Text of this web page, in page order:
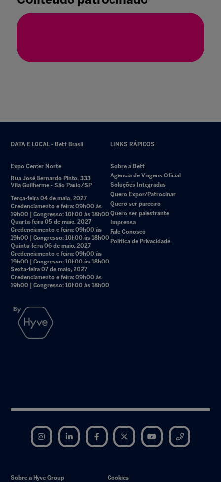
Inovação em Educação Pública
DATA E LOCAL - Bett Brasil
Expo Center Norte
Rua José Bernardo Pinto, 333
Vila Guilherme - São Paulo/SP
Terça-feira 04 de maio, 2027
Credenciamento e feira: 09h00 às
19h00 | Congresso: 10h00 às 18h00
Quarta-feira 05 de maio, 2027
Credenciamento e feira: 09h00 às
19h00 | Congresso: 10h00 às 18h00
Quinta-feira 06 de maio, 2027
Credenciamento e feira: 09h00 às
19h00 | Congresso: 10h00 às 18h00
Sexta-feira 07 de maio, 2027
Credenciamento e feira: 09h00 às
19h00 | Congresso: 10h00 às 18h00
LINKS RÁPIDOS
Sobre a Bett
Agência de Viagens Oficial
Soluções Integradas
Quero Expor/Patrocinar
Quero ser parceiro
Quero ser palestrante
Imprensa
Fale Conosco
Política de Privacidade
Instagram LinkedIn Facebook Twitter YouTube
Sobre a Hyve Group Cookies